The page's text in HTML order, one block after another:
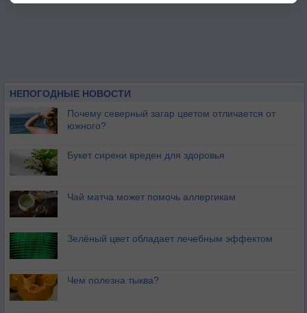
НЕПОГОДНЫЕ НОВОСТИ
Почему северный загар цветом отличается от
южного?
Букет сирени вреден для здоровья
Чай матча может помочь аллергикам
Зелёный цвет обладает лечебным эффектом
Чем полезна тыква?